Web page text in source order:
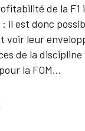
de la
il est donc
voir leur
de la
la FOM...